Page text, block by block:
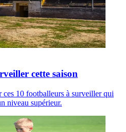
cette saison
ces 10 footballeurs à surveiller qui
niveau supérieur.